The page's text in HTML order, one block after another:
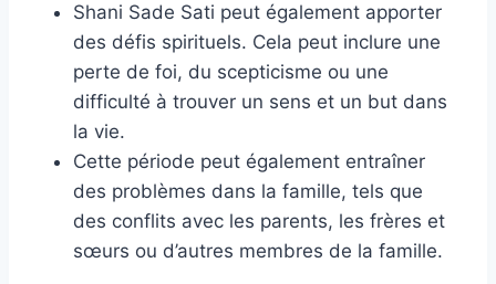
Shani Sade Sati peut également apporter
des défis spirituels. Cela peut inclure une
perte de foi, du scepticisme ou une
difficulté à trouver un sens et un but dans
la vie.
Cette période peut également entraîner
des problèmes dans la famille, tels que
des conflits avec les parents, les frères et
sœurs ou d’autres membres de la famille.